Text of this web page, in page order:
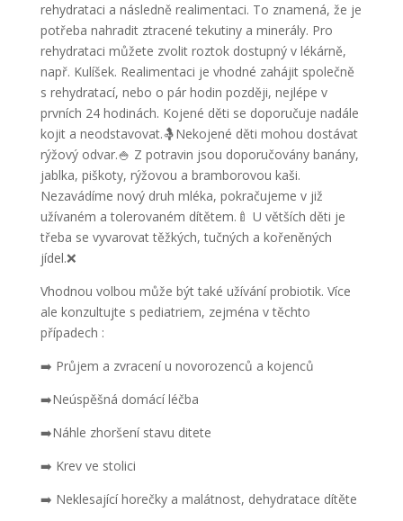
rehydrataci a následně realimentaci. To znamená, že je
potřeba nahradit ztracené tekutiny a minerály. Pro
rehydrataci můžete zvolit roztok dostupný v lékárně,
např. Kulíšek. Realimentaci je vhodné zahájit společně
s rehydratací, nebo o pár hodin později, nejlépe v
prvních 24 hodinách. Kojené děti se doporučuje nadále
kojit a neodstavovat.🤱Nekojené děti mohou dostávat
rýžový odvar.🍚 Z potravin jsou doporučovány banány,
jablka, piškoty, rýžovou a bramborovou kaši.
Nezavádíme nový druh mléka, pokračujeme v již
užívaném a tolerovaném dítětem.🍼 U větších děti je
třeba se vyvarovat těžkých, tučných a kořeněných
jídel.❌
Vhodnou volbou může být také užívání probiotik. Více
ale konzultujte s pediatriem, zejména v těchto
případech :
➡️ Průjem a zvracení u novorozenců a kojenců
➡️Neúspěšná domácí léčba
➡️Náhle zhoršení stavu ditete
➡️ Krev ve stolici
➡️ Neklesající horečky a malátnost, dehydratace dítěte